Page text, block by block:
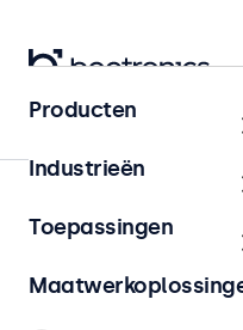
Home
Touchscreens voor
Inbouw touchscreens
toepassingen en continu
beschikken over een
Producten
Industrieën
Toepassingen